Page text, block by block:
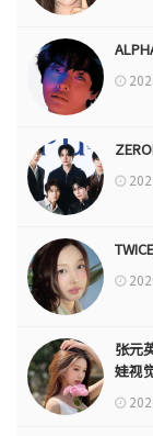
张元
娃视